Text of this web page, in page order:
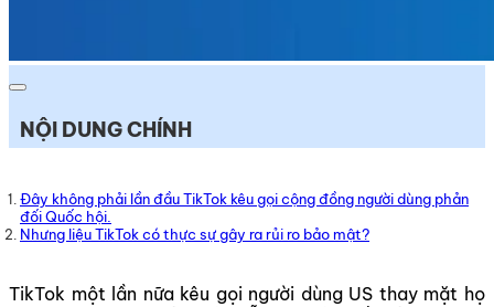
NỘI DUNG CHÍNH
Đây không phải lần đầu TikTok kêu gọi cộng đồng người dùng phản
đối Quốc hội.
Nhưng liệu TikTok có thực sự gây ra rủi ro bảo mật?
TikTok một lần nữa kêu gọi người dùng US thay mặt họ